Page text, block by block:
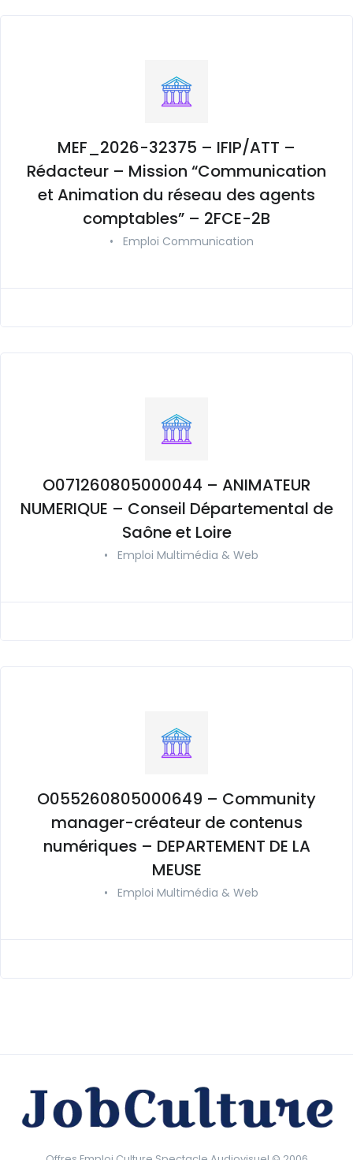
MEF_2026-32375 – IFIP/ATT –
Rédacteur – Mission “Communication
et Animation du réseau des agents
comptables” – 2FCE-2B
• Emploi Communication
O071260805000044 – ANIMATEUR
NUMERIQUE – Conseil Départemental de
Saône et Loire
• Emploi Multimédia & Web
O055260805000649 – Community
manager-créateur de contenus
numériques – DEPARTEMENT DE LA
MEUSE
• Emploi Multimédia & Web